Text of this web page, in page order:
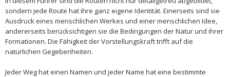
sondern jede Route hat ihre ganz eigene Identität. Einerseits sind sie
Ausdruck eines menschlichen Werkes und einer menschlichen Idee,
andererseits berücksichtigen sie die Bedingungen der Natur und ihrer
Formationen. Die Fähigkeit der Vorstellungskraft trifft auf die
natürlichen Gegebenheiten.
Jeder Weg hat einen Namen und jeder Name hat eine bestimmte